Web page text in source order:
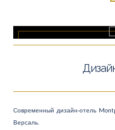
Современный дизайн-отель
Версаль.